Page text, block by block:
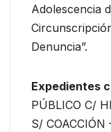
Adolescencia
Denuncia”.
Expedientes
PÚBLICO C/
S/ COACCIÓN